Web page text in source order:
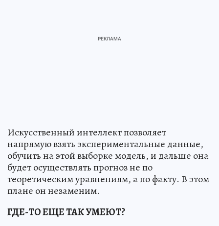
Искусственный интеллект позволяет
напрямую взять экспериментальные данные,
обучить на этой выборке модель, и дальше она
будет осуществлять прогноз не по
теоретическим уравнениям, а по факту. В этом
плане он незаменим.
ГДЕ-ТО ЕЩЕ ТАК УМЕЮТ?